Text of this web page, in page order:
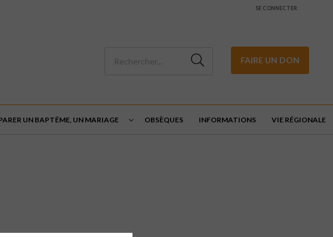
SE CONNECTER
FAIRE UN DON
UN BAPTÊME, UN MARIAGE OBSÈQUES INFORMATIONS VIE RÉGIONALE